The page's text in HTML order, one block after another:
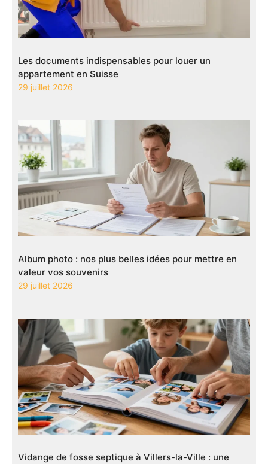
Les documents indispensables pour louer un
appartement en Suisse
29 juillet 2026
Album photo : nos plus belles idées pour mettre en
valeur vos souvenirs
29 juillet 2026
Vidange de fosse septique à Villers-la-Ville : une